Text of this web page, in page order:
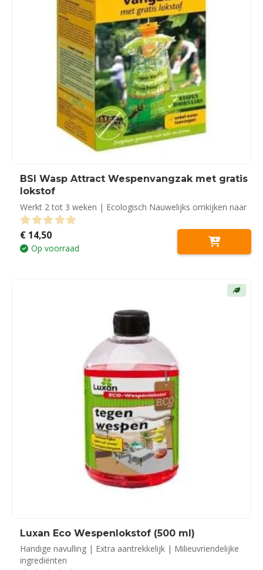
BSI Wasp Attract Wespenvangzak met gratis
lokstof
Werkt 2 tot 3 weken | Ecologisch Nauwelijks omkijken naar
0 out of 5
€ 14,50
Op voorraad
Luxan Eco Wespenlokstof (500 ml)
Handige navulling | Extra aantrekkelijk | Milieuvriendelijke
ingrediënten